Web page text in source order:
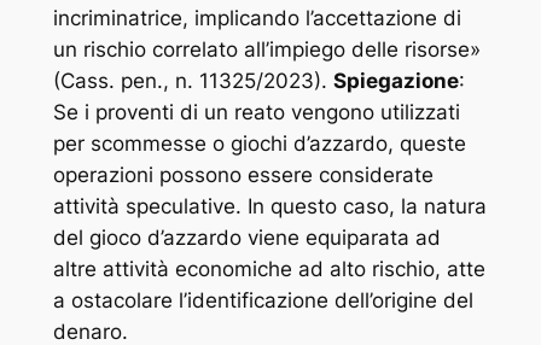
incriminatrice, implicando l’accettazione di
un rischio correlato all’impiego delle risorse»
(Cass. pen., n. 11325/2023). Spiegazione:
Se i proventi di un reato vengono utilizzati
per scommesse o giochi d’azzardo, queste
operazioni possono essere considerate
attività speculative. In questo caso, la natura
del gioco d’azzardo viene equiparata ad
altre attività economiche ad alto rischio, atte
a ostacolare l’identificazione dell’origine del
denaro.